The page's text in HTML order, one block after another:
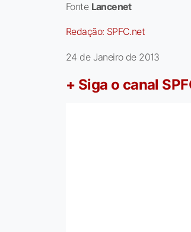
Fonte Lancenet
Redação: SPFC.net
24 de Janeiro de 2013
+ Siga o canal